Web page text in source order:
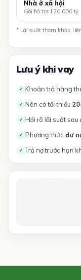
Nhà ở xã hội
Gói hỗ trợ 120.000 tỷ
* Lãi suất tham khảo,
Lưu ý khi vay
✓ Khoản trả hàng
✓ Nên có tối thiểu
✓ Hỏi rõ lãi suất sau
✓ Phương thức dư
✓ Trả nợ trước hạn